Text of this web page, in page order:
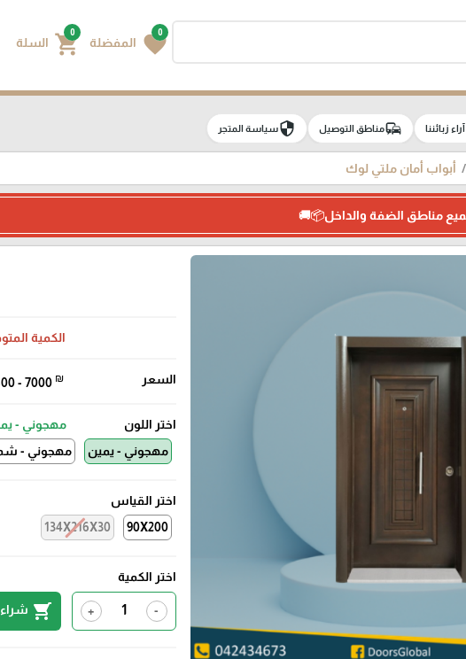
0
favorite المفضلة
0
shopping_cart السلة
آراء زبائننا commuteمناطق التوصيل securityسياسة المتجر
أبواب أمان ملتي لوك
مناطق الضفة والداخل📦🚚
الكمية
السعر - 7000 ₪
اختر اللون
مهجوني -
مهجوني - يمين
مهجوني -
اختر القياس
90X200
134X216X30
اختر الكمية
-
+
shopping_cart شراء